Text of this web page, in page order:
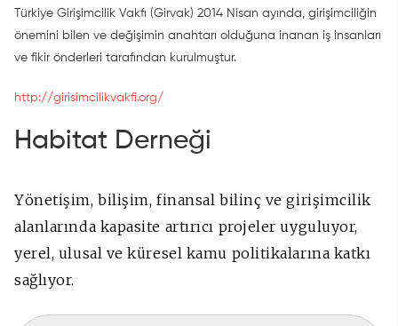
Türkiye Girişimcilik Vakfı (Girvak) 2014 Nisan ayında, girişimciliğin
önemini bilen ve değişimin anahtarı olduğuna inanan iş insanları
ve fikir önderleri tarafından kurulmuştur.
http://girisimcilikvakfi.org/
Habitat Derneği
Yönetişim, bilişim, finansal bilinç ve girişimcilik
alanlarında kapasite artırıcı projeler uyguluyor,
yerel, ulusal ve küresel kamu politikalarına katkı
sağlıyor.